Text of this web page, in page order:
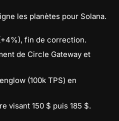
les planètes pour Solana.
fin de correction.
de Circle Gateway et
(100k TPS) en
visant 150 $ puis 185 $.